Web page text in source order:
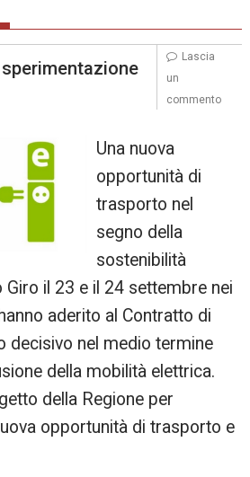
Una nuova
opportunità di
trasporto nel
segno della
sostenibilità
Giro il 23 e il 24 settembre nei
aderito al Contratto di
decisivo nel medio termine
della mobilità elettrica.
della Regione per
opportunità di trasporto e
Lascia
un
commento